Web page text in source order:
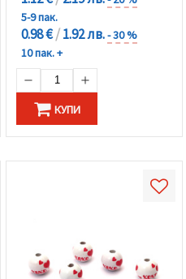
5-9 пак.
0.98 €/1.92 лв.- 30 %
10 пак. +
КУПИ